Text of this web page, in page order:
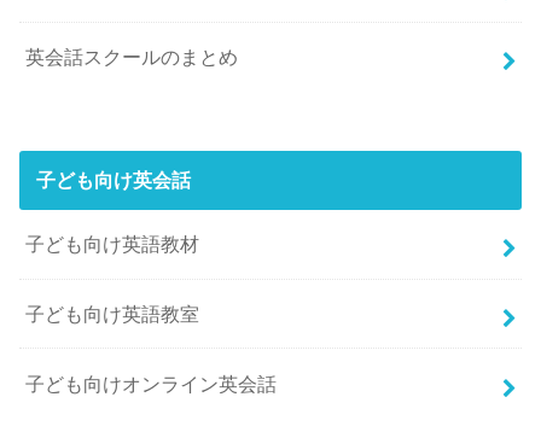
英会話スクールのまとめ
子ども向け英会話
子ども向け英語教材
子ども向け英語教室
子ども向けオンライン英会話